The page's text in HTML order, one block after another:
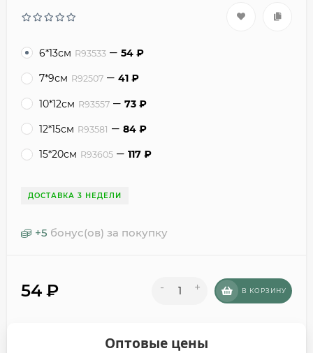
6*13см R93533 54 ₽
7*9см R92507 41 ₽
10*12см R93557 73 ₽
12*15см R93581 84 ₽
15*20см R93605 117 ₽
ДОСТАВКА 3 НЕДЕЛИ
+5 бонус(ов) за покупку
54 ₽ - + В КОРЗИНУ
Оптовые цены